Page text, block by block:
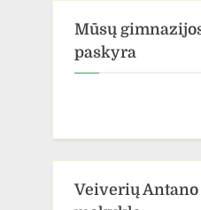
Mūsų
paskyra
Veiverių